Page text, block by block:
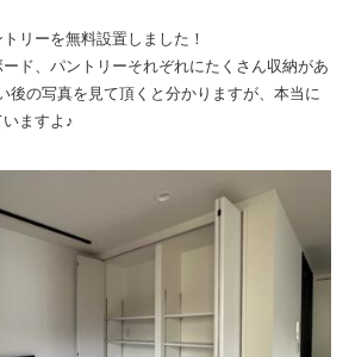
リーを無料設置しました！
ド、パントリーそれぞれにたくさん収納があ
後の写真を見て頂くと分かりますが、本当に
ますよ♪